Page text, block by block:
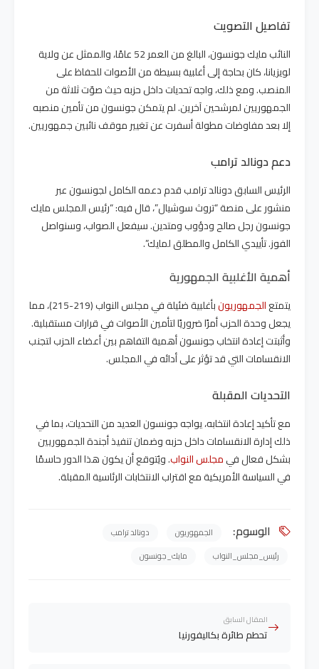
تفاصيل التصويت
النائب مايك جونسون، البالغ من العمر 52 عامًا، والممثل عن ولاية
لويزيانا، كان بحاجة إلى أغلبية بسيطة من الأصوات للحفاظ على
المنصب. ومع ذلك، واجه تحديات داخل حزبه حيث صوّت ثلاثة من
الجمهوريين لمرشحين آخرين. لم يتمكن جونسون من تأمين منصبه
إلا بعد مفاوضات مطولة أسفرت عن تغيير موقف نائبين جمهوريين.
دعم دونالد ترامب
الرئيس السابق دونالد ترامب قدم دعمه الكامل لجونسون عبر
منشور على منصة “تروث سوشيال”، قال فيه: “رئيس المجلس مايك
جونسون رجل صالح ودؤوب ومتدين. سيفعل الصواب، وسنواصل
الفوز. تأييدي الكامل والمطلق لمايك”.
أهمية الأغلبية الجمهورية
يتمتعالجمهوريون
بأغلبية ضئيلة في مجلس النواب (219-215)، مما
يجعل وحدة الحزب أمرًا ضروريًا لتأمين الأصوات في قرارات مستقبلية.
وأثبتت إعادة انتخاب جونسون أهمية التفاهم بين أعضاء الحزب لتجنب
الانقسامات التي قد تؤثر على أدائه في المجلس.
التحديات المقبلة
مع تأكيد إعادة انتخابه، يواجه جونسون العديد من التحديات، بما في
ذلك إدارة الانقسامات داخل حزبه وضمان تنفيذ أجندة الجمهوريين
بشكل فعال فيمجلس النواب. ويُتوقع أن يكون هذا الدور حاسمًا
في السياسة الأمريكية مع اقتراب الانتخابات الرئاسية المقبلة.
الوسوم: الجمهوريون
دونالد ترامب
رئيس_مجلس_النواب
مايك_جونسون
المقال السابق
تحطم طائرة بكاليفورنيا